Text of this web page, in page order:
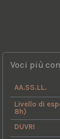
Voci più
AA.SS.LL.
Livello di
8h)
DUVRI